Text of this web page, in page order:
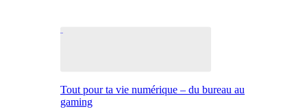
Tout pour ta vie numérique – du bureau au
gaming